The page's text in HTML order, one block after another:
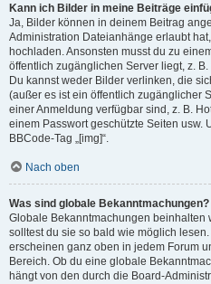
Kann ich Bilder in meine Beiträge
Ja, Bilder können in deinem Beitrag
Administration Dateianhänge erlaubt
hochladen. Ansonsten musst du zu
öffentlich zugänglichen Server liegt, z.
Du kannst weder Bilder verlinken, die
(außer es ist ein öffentlich zugänglicher
einer Anmeldung verfügbar sind, z. B.
einem Passwort geschützte Seiten usw.
BBCode-Tag „[img]“.
Nach oben
Was sind globale Bekanntmachungen?
Globale Bekanntmachungen beinhalten
solltest du sie so bald wie möglich
erscheinen ganz oben in jedem Forum
Bereich. Ob du eine globale
hängt von den durch die Board-